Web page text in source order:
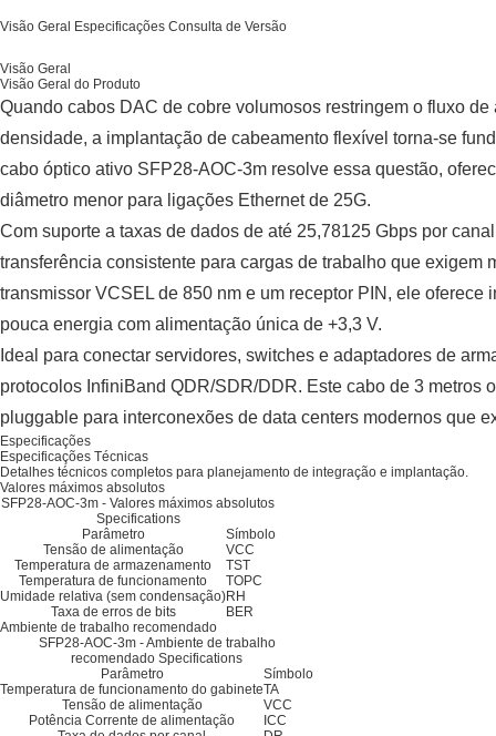
Visão Geral Especificações Consulta de Versão
Visão Geral
Visão Geral do Produto
Quando cabos DAC de cobre volumosos restringem o fluxo
densidade, a implantação de cabeamento flexível torna-se
cabo óptico ativo SFP28-AOC-3m resolve essa questão,
diâmetro menor para ligações Ethernet de 25G.
Com suporte a taxas de dados de até 25,78125 Gbps por
transferência consistente para cargas de trabalho que exigem
transmissor VCSEL de 850 nm e um receptor PIN, ele
pouca energia com alimentação única de +3,3 V.
Ideal para conectar servidores, switches e adaptadores de
protocolos InfiniBand QDR/SDR/DDR. Este cabo de 3 metros
pluggable para interconexões de data centers modernos que
Especificações
Especificações Técnicas
Detalhes técnicos completos para planejamento de integração e implantação.
Valores máximos absolutos
SFP28-AOC-3m - Valores máximos absolutos
Specifications
Parâmetro
Símbolo
Tensão de alimentação
VCC
Temperatura de armazenamento
TST
Temperatura de funcionamento
TOPC
Umidade relativa (sem condensação)RH
Taxa de erros de bits
BER
Ambiente de trabalho recomendado
SFP28-AOC-3m - Ambiente de trabalho
recomendado Specifications
Parâmetro
Símbolo
Temperatura de funcionamento do gabineteTA
Tensão de alimentação
VCC
Potência Corrente de alimentação
ICC